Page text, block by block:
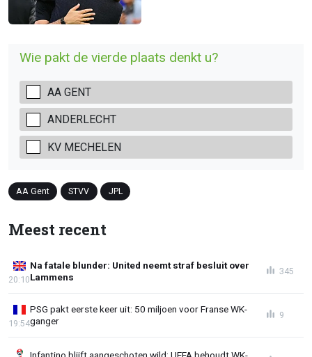
Wie pakt de vierde plaats denkt u?
AA GENT
ANDERLECHT
KV MECHELEN
AA Gent STVV JPL
Meest recent
Na fatale blunder: United neemt straf besluit over
Lammens
20:10
345
PSG pakt eerste keer uit: 50 miljoen voor Franse WK-
ganger
19:54
9